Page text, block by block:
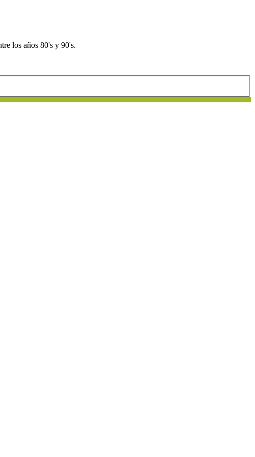
los años 80's y 90's.